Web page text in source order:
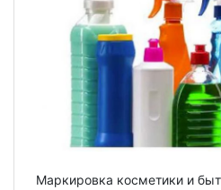
Маркировка косметики и